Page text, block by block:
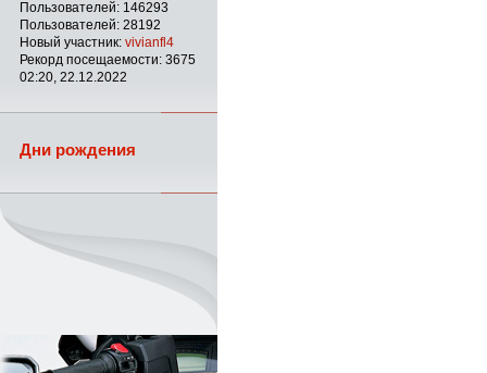
Пользователей: 146293
Пользователей: 28192
Новый участник: vivianfl4
Рекорд посещаемости: 3675
02:20, 22.12.2022
Дни рождения